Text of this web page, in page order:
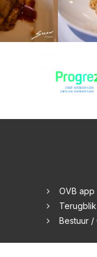
OVB app
Terugblik
Bestuur /